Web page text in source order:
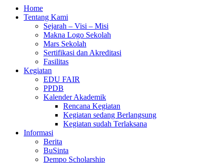
Home
Tentang Kami
Sejarah – Visi – Misi
Makna Logo Sekolah
Mars Sekolah
Sertifikasi dan Akreditasi
Fasilitas
Kegiatan
EDU FAIR
PPDB
Kalender Akademik
Rencana Kegiatan
Kegiatan sedang Berlangsung
Kegiatan sudah Terlaksana
Informasi
Berita
BuSinta
Dempo Scholarship